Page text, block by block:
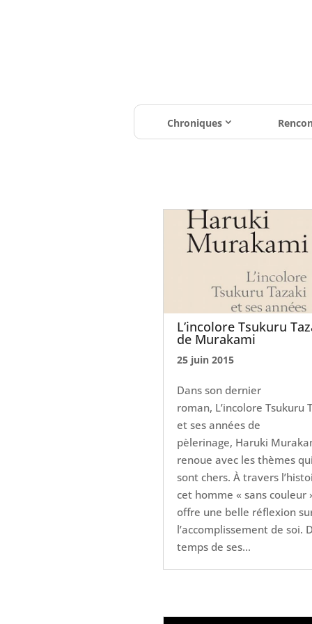
Chroniques
L’incolore Tsukuru
de Murakami
25 juin 2015
Dans son dernier
roman, L’incolore Tsukuru
et ses années de
pèlerinage, Haruki
renoue avec les thèmes
sont chers. À travers
cet homme « sans couleur
offre une belle réflexion
l’accomplissement de soi.
temps de ses...